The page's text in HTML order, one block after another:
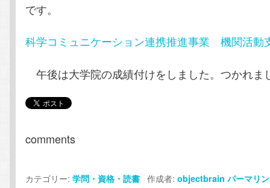
ツ
へ
移
動
へ
移
動
です。
科学コミュニケーション連携推進事業 機関活動
午後は大学院の成績付けをしました。つかれま
comments
カテゴリー:学問・資格・読書 作成者:objectbrain パーマリ